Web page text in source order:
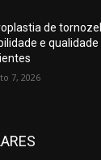
de
e qualidade
7, 2026